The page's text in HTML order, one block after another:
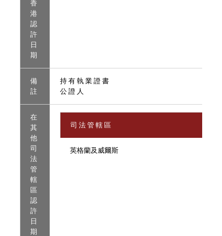
香
港
認
許
日
期
備
註
持 有 執 業 證 書
公 證 人
在
其
他
司
法
管
轄
區
認
許
日
期
司 法 管 轄 區
英格蘭及威爾斯